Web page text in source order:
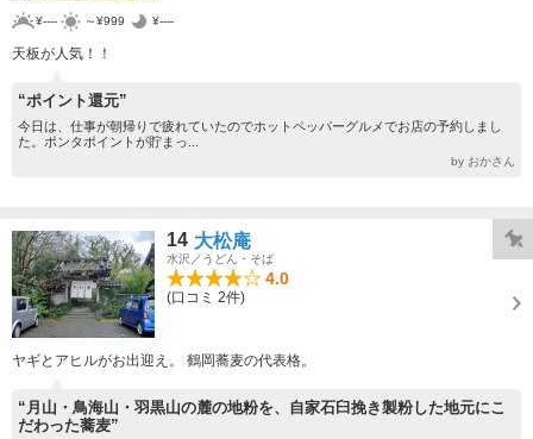
¥---- ～¥999 ¥----
天板が人気！！
“ポイント還元”
今日は、仕事が朝帰りで疲れていたのでホットペッパーグルメでお店の予約しまし
た。ポンタポイントが貯まっ...
by おかさん
14 大松庵
水沢／うどん・そば
4.0
(口コミ 2件)
ヤギとアヒルがお出迎え。 鶴岡蕎麦の代表格。
“月山・鳥海山・羽黒山の麓の地粉を、自家石臼挽き製粉した地元にこ
だわった蕎麦”